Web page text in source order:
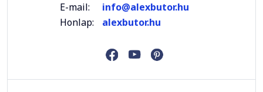
E-mail:
info@alexbutor.hu
Honlap:
alexbutor.hu